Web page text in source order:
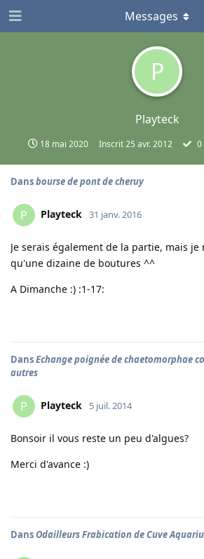
P
Playteck
18 mai 2020 Inscrit25 avr. 2012 0
Messages
Dansbourse de pont de cheruy
P Playteck 31 janv. 2016
Je serais également de la partie, mais je
qu'une dizaine de boutures ^^
A Dimanche :) :1-17:
DansEchange poignée de chaetomorphae
autres
P Playteck 5 juil. 2014
Bonsoir il vous reste un peu d'algues?
Merci d'avance :)
DansOdailleurs Frabication de Cuve